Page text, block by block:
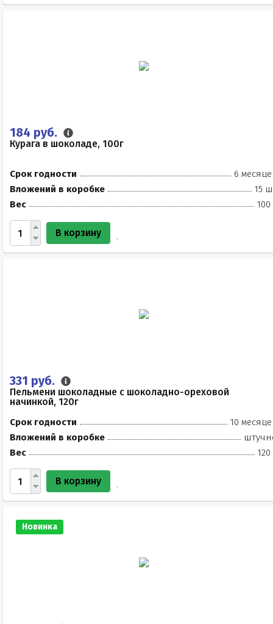
184 руб.
Курага в шоколаде, 100г
Срок годности
6
Вложений в коробке
15
Вес
100
В корзину
331 руб.
Пельмени шоколадные с шоколадно-ореховой
начинкой, 120г
Срок годности
10
Вложений в коробке
Вес
120
В корзину
Новинка